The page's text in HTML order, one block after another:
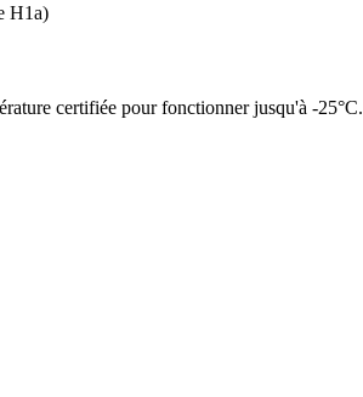
H1a)
certifiée pour fonctionner jusqu'à -25°C.